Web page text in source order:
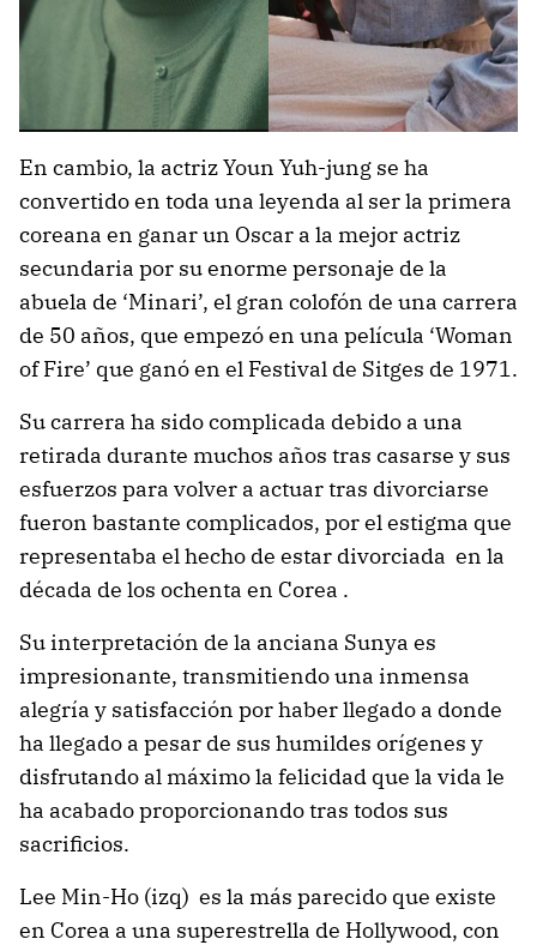
En cambio, la actriz Youn Yuh-jung se ha
convertido en toda una leyenda al ser la primera
coreana en ganar un Oscar a la mejor actriz
secundaria por su enorme personaje de la
abuela de ‘Minari’, el gran colofón de una carrera
de 50 años, que empezó en una película ‘Woman
of Fire’ que ganó en el Festival de Sitges de 1971.
Su carrera ha sido complicada debido a una
retirada durante muchos años tras casarse y sus
esfuerzos para volver a actuar tras divorciarse
fueron bastante complicados, por el estigma que
representaba el hecho de estar divorciada en la
década de los ochenta en Corea .
Su interpretación de la anciana Sunya es
impresionante, transmitiendo una inmensa
alegría y satisfacción por haber llegado a donde
ha llegado a pesar de sus humildes orígenes y
disfrutando al máximo la felicidad que la vida le
ha acabado proporcionando tras todos sus
sacrificios.
Lee Min-Ho (izq) es la más parecido que existe
en Corea a una superestrella de Hollywood, con